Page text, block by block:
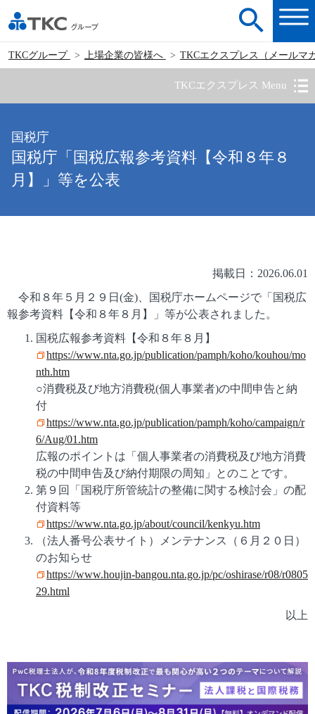
TKCグループ 上場企業の皆様へ TKCエクスプレス（メールマ
TKCエクスプレス Menu
国税庁
国税庁「国税広報参考資料【令和８年８
月】」等を公表
掲載日：2026.06.01
令和８年５月２９日(金)、国税庁ホームページで「国税広
報参考資料【令和８年８月】」等が公表されました。
国税広報参考資料【令和８年８月】
https://www.nta.go.jp/publication/pamph/koho/kouhou/mo
nth.htm
○消費税及び地方消費税(個人事業者)の中間申告と納
付
https://www.nta.go.jp/publication/pamph/koho/campaign/r
6/Aug/01.htm
広報のポイントは「個人事業者の消費税及び地方消費
税の中間申告及び納付期限の周知」とのことです。
第９回「国税庁所管統計の整備に関する検討会」の配
付資料等
https://www.nta.go.jp/about/council/kenkyu.htm
（法人番号公表サイト）メンテナンス（６月２０日）
のお知らせ
https://www.houjin-bangou.nta.go.jp/pc/oshirase/r08/r0805
29.html
以上